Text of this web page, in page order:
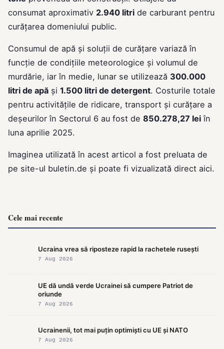
consumat aproximativ 2.940 litri de carburant pentru
curățarea domeniului public.
Consumul de apă și soluții de curățare variază în
funcție de condițiile meteorologice și volumul de
murdărie, iar în medie, lunar se utilizează 300.000
litri de apă și 1.500 litri de detergent. Costurile totale
pentru activitățile de ridicare, transport și curățare a
deșeurilor în Sectorul 6 au fost de 850.278,27 lei în
luna aprilie 2025.
Imaginea utilizată în acest articol a fost preluata de
pe site-ul buletin.de și poate fi vizualizată direct aici.
Cele mai recente
Ucraina vrea să riposteze rapid la rachetele rusești
7 Aug 2026
UE dă undă verde Ucrainei să cumpere Patriot de
oriunde
7 Aug 2026
Ucrainenii, tot mai puțin optimiști cu UE și NATO
7 Aug 2026